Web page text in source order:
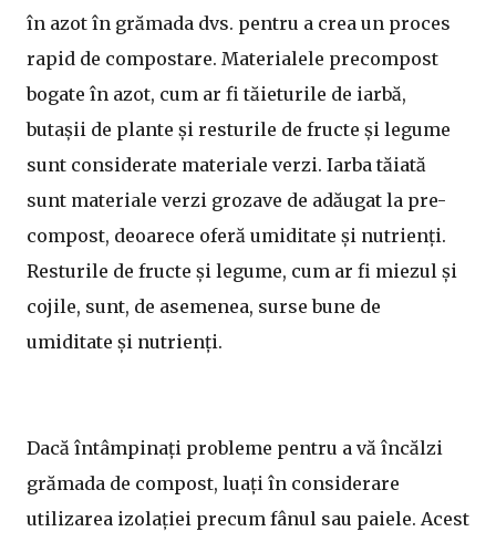
în azot în grămada dvs. pentru a crea un proces
rapid de compostare. Materialele precompost
bogate în azot, cum ar fi tăieturile de iarbă,
butașii de plante și resturile de fructe și legume
sunt considerate materiale verzi. Iarba tăiată
sunt materiale verzi grozave de adăugat la pre-
compost, deoarece oferă umiditate și nutrienți.
Resturile de fructe și legume, cum ar fi miezul și
cojile, sunt, de asemenea, surse bune de
umiditate și nutrienți.
Dacă întâmpinați probleme pentru a vă încălzi
grămada de compost, luați în considerare
utilizarea izolației precum fânul sau paiele. Acest